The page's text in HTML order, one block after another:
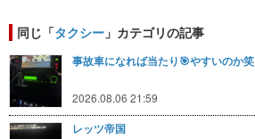
同じ「タクシー 」カテゴリの記事
事故車になれば当たり🎯やすいのか笑
2026.08.06 21:59
レッツ帝国